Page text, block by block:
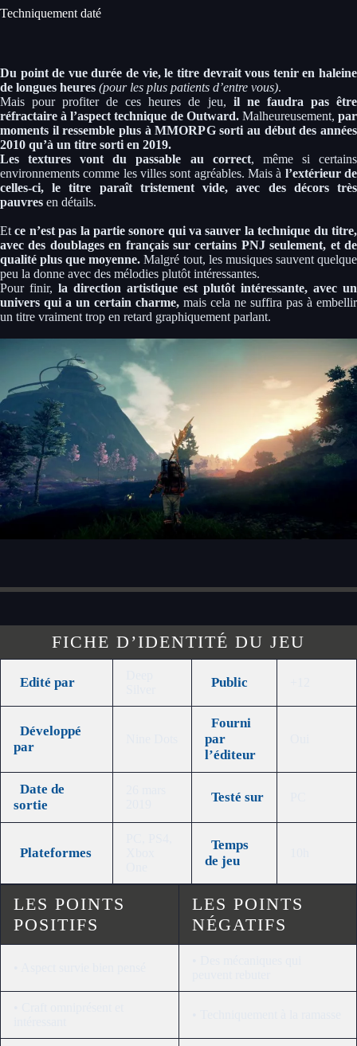
Techniquement daté
Du point de vue durée de vie, le titre devrait vous tenir en haleine
de longues heures (pour les plus patients d’entre vous).
Mais pour profiter de ces heures de jeu, il ne faudra pas être
réfractaire à l’aspect technique de Outward.Malheureusement, par
moments il ressemble plus à MMORPG sorti au début des années
2010 qu’à un titre sorti en 2019.
Les textures vont du passable au correct, même si certains
environnements comme les villes sont agréables. Mais à l’extérieur de
celles-ci, le titre paraît tristement vide, avec des décors très
pauvres en détails.
Etce n’est pas la partie sonore qui va sauver la technique du titre,
avec des doublages en français sur certains PNJ seulement, et de
qualité plus que moyenne. Malgré tout, les musiques sauvent quelque
peu la donne avec des mélodies plutôt intéressantes.
Pour finir, la direction artistique est plutôt intéressante, avec un
univers qui a un certain charme, mais cela ne suffira pas à embellir
un titre vraiment trop en retard graphiquement parlant.
FICHE D’IDENTITÉ DU JEU
Edité par Public
Développé
par
Fourni
par
l’éditeur
Date de
sortie
Testé sur
Plateformes
Temps
de jeu
LES POINTS
POSITIFS
LES POINTS
NÉGATIFS